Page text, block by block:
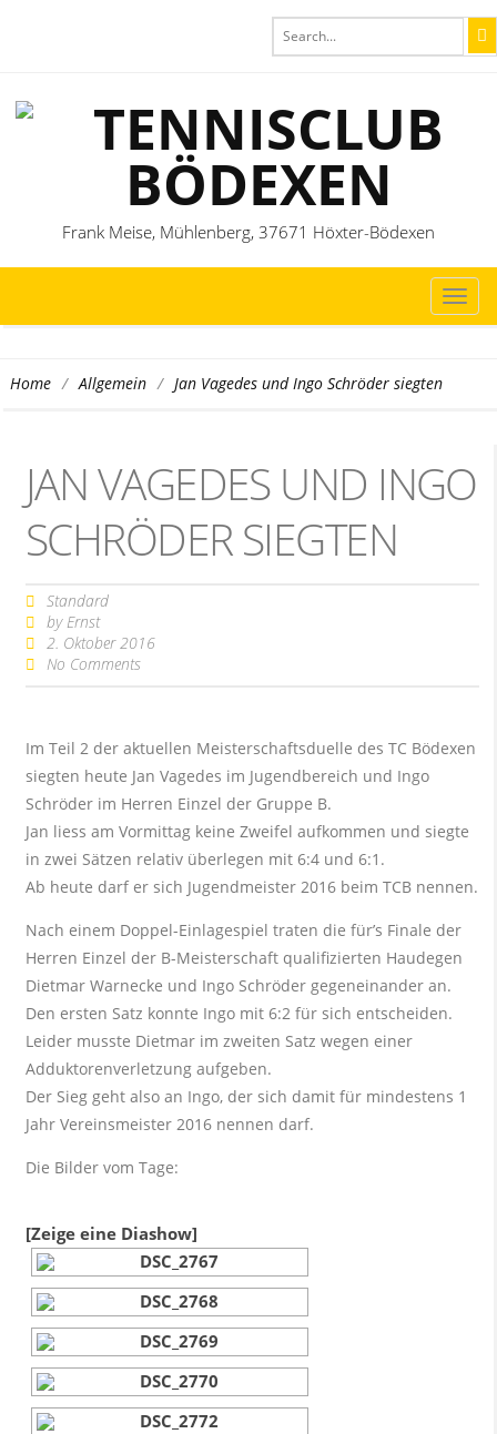
Frank Meise, Mühlenberg, 37671 Höxter-Bödexen
Home / Allgemein / Jan Vagedes und Ingo Schröder siegten
JAN VAGEDES UND INGO
SCHRÖDER SIEGTEN
Standard
by Ernst
2. Oktober 2016
No Comments
Im Teil 2 der aktuellen Meisterschaftsduelle des TC Bödexen
siegten heute Jan Vagedes im Jugendbereich und Ingo
Schröder im Herren Einzel der Gruppe B.
Jan liess am Vormittag keine Zweifel aufkommen und siegte
in zwei Sätzen relativ überlegen mit 6:4 und 6:1.
Ab heute darf er sich Jugendmeister 2016 beim TCB nennen.
Nach einem Doppel-Einlagespiel traten die für’s Finale der
Herren Einzel der B-Meisterschaft qualifizierten Haudegen
Dietmar Warnecke und Ingo Schröder gegeneinander an.
Den ersten Satz konnte Ingo mit 6:2 für sich entscheiden.
Leider musste Dietmar im zweiten Satz wegen einer
Adduktorenverletzung aufgeben.
Der Sieg geht also an Ingo, der sich damit für mindestens 1
Jahr Vereinsmeister 2016 nennen darf.
Die Bilder vom Tage:
[Zeige eine Diashow]